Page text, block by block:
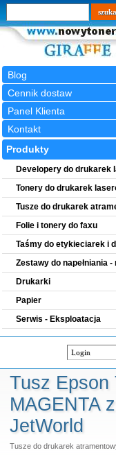
Blog
Cennik dostaw
Panel Klienta
Kontakt
Wyszukiwarka
szukaj
Produkty
Developery do drukarek
Tonery do drukarek
Tusze do drukarek
Folie i tonery do faxu
Taśmy do etykieciarek i
Zestawy do napełniania
Drukarki
Papier
Serwis - Eksploatacja
Tusz Epson
MAGENTA
JetWorld
Tusze do drukarek